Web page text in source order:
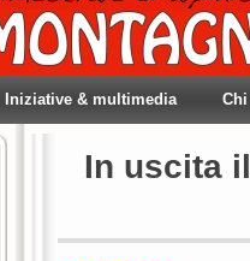
Iniziative & multimedia
In uscita